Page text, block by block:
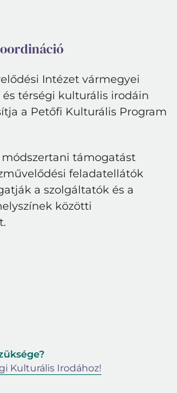
Intézet vármegyei
térségi kulturális irodáin
a Petőfi Kulturális Program
támogatást
feladatellátók
a szolgáltatók és a
közötti
Kulturális Irodához!